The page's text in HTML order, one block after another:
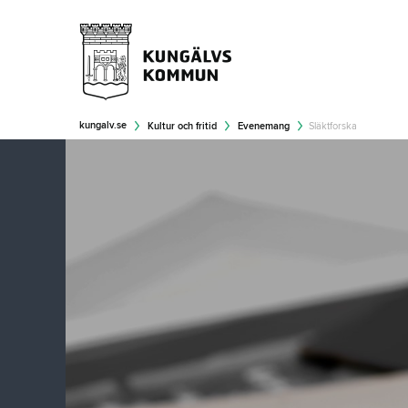
kungalv.se Kultur och fritid Evenemang Släktforska